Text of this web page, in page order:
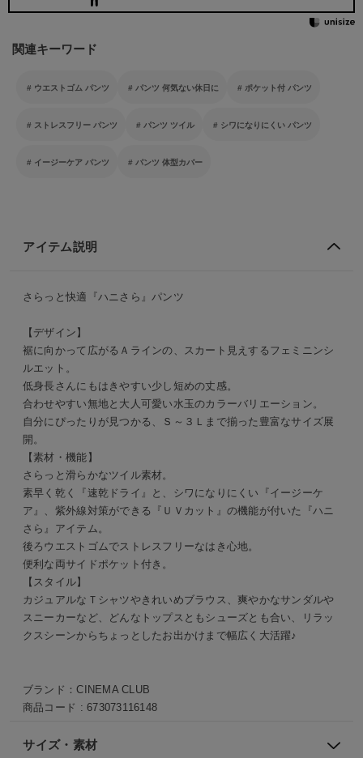
関連キーワード
ウエストゴム パンツ パンツ 何気ない休日に ポケット付 パンツ
ストレスフリー パンツ パンツ ツイル シワになりにくい パンツ
イージーケア パンツ パンツ 体型カバー
アイテム説明
さらっと快適『ハニさら』パンツ
【デザイン】
裾に向かって広がるＡラインの、スカート見えするフェミニンシ
ルエット。
低身長さんにもはきやすい少し短めの丈感。
合わせやすい無地と大人可愛い水玉のカラーバリエーション。
自分にぴったりが見つかる、Ｓ～３Ｌまで揃った豊富なサイズ展
開。
【素材・機能】
さらっと滑らかなツイル素材。
素早く乾く『速乾ドライ』と、シワになりにくい『イージーケ
ア』、紫外線対策ができる『ＵＶカット』の機能が付いた『ハニ
さら』アイテム。
後ろウエストゴムでストレスフリーなはき心地。
便利な両サイドポケット付き。
【スタイル】
カジュアルなＴシャツやきれいめブラウス、爽やかなサンダル
スニーカーなど、どんなトップスともシューズとも合い、リラッ
クスシーンからちょっとしたお出かけまで幅広く大活躍♪
ブランド：CINEMA CLUB
商品コード :673073116148
サイズ・素材